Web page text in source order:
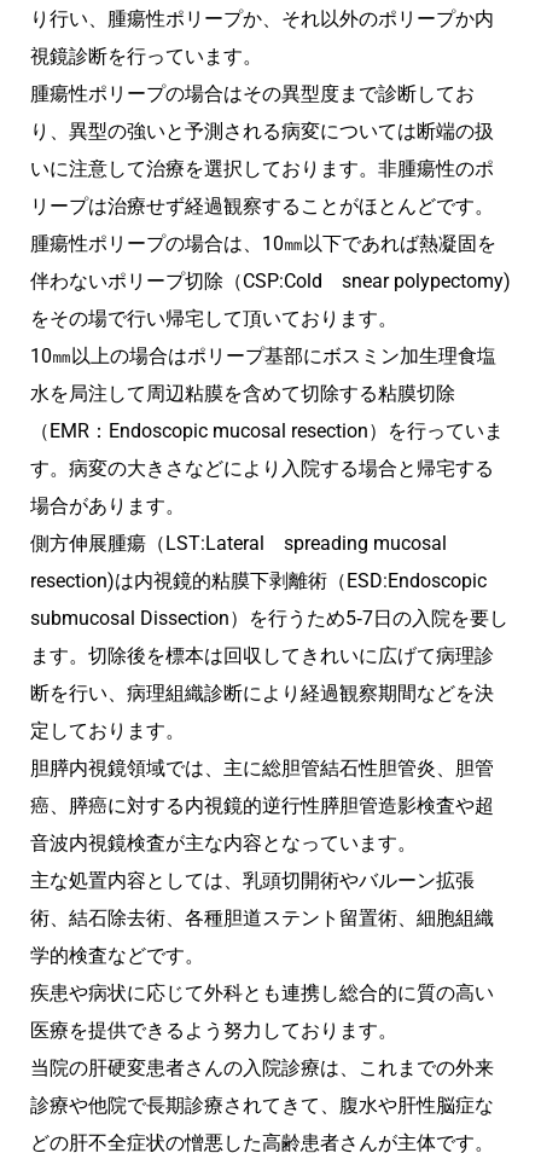
り行い、腫瘍性ポリープか、それ以外のポリープか内
視鏡診断を行っています。
腫瘍性ポリープの場合はその異型度まで診断してお
り、異型の強いと予測される病変については断端の扱
いに注意して治療を選択しております。非腫瘍性のポ
リープは治療せず経過観察することがほとんどです。
腫瘍性ポリープの場合は、10㎜以下であれば熱凝固を
伴わないポリープ切除（CSP:Cold snear polypectomy)
をその場で行い帰宅して頂いております。
10㎜以上の場合はポリープ基部にボスミン加生理食塩
水を局注して周辺粘膜を含めて切除する粘膜切除
（EMR：Endoscopic mucosal resection）を行っていま
す。病変の大きさなどにより入院する場合と帰宅する
場合があります。
側方伸展腫瘍（LST:Lateral spreading mucosal
resection)は内視鏡的粘膜下剥離術（ESD:Endoscopic
submucosal Dissection）を行うため5‐7日の入院を要し
ます。切除後を標本は回収してきれいに広げて病理診
断を行い、病理組織診断により経過観察期間などを決
定しております。
胆膵内視鏡領域では、主に総胆管結石性胆管炎、胆管
癌、膵癌に対する内視鏡的逆行性膵胆管造影検査や超
音波内視鏡検査が主な内容となっています。
主な処置内容としては、乳頭切開術やバルーン拡張
術、結石除去術、各種胆道ステント留置術、細胞組織
学的検査などです。
疾患や病状に応じて外科とも連携し総合的に質の高い
医療を提供できるよう努力しております。
当院の肝硬変患者さんの入院診療は、これまでの外来
診療や他院で長期診療されてきて、腹水や肝性脳症な
どの肝不全症状の憎悪した高齢患者さんが主体です。